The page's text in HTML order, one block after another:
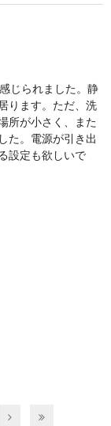
じられました。静
ります。ただ、洗
所が小さく、また
た。電源が引き出
設定も欲しいで